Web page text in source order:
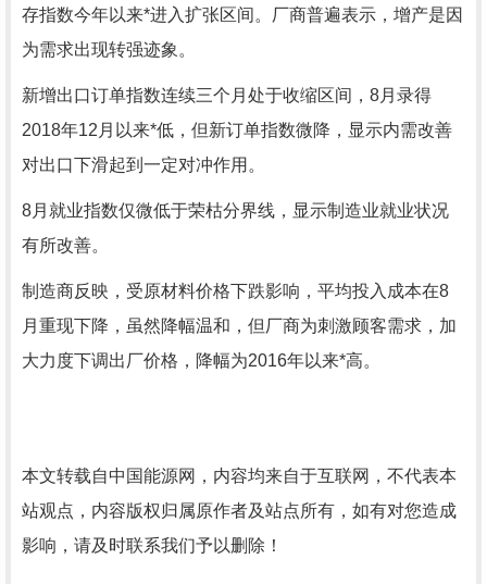
存指数今年以来*进入扩张区间。厂商普遍表示，增产是因
为需求出现转强迹象。
新增出口订单指数连续三个月处于收缩区间，8月录得
2018年12月以来*低，但新订单指数微降，显示内需改善
对出口下滑起到一定对冲作用。
8月就业指数仅微低于荣枯分界线，显示制造业就业状况
有所改善。
制造商反映，受原材料价格下跌影响，平均投入成本在8
月重现下降，虽然降幅温和，但厂商为刺激顾客需求，加
大力度下调出厂价格，降幅为2016年以来*高。
本文转载自中国能源网，内容均来自于互联网，不代表本
站观点，内容版权归属原作者及站点所有，如有对您造成
影响，请及时联系我们予以删除！